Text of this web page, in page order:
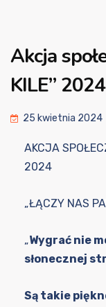
Akcja
KILE” 2024
25 kwietnia 2024
AKCJA
2024
„ŁĄCZY NAS
„Wygrać nie
słonecznej
Są takie